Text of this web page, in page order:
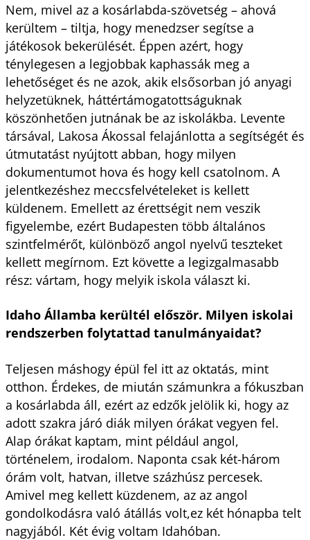
Nem, mivel az a kosárlabda-szövetség – ahová
kerültem – tiltja, hogy menedzser segítse a
játékosok bekerülését. Éppen azért, hogy
ténylegesen a legjobbak kaphassák meg a
lehetőséget és ne azok, akik elsősorban jó anyagi
helyzetüknek, háttértámogatottságuknak
köszönhetően jutnának be az iskolákba. Levente
társával, Lakosa Ákossal felajánlotta a segítségét és
útmutatást nyújtott abban, hogy milyen
dokumentumot hova és hogy kell csatolnom. A
jelentkezéshez meccsfelvételeket is kellett
küldenem. Emellett az érettségit nem veszik
figyelembe, ezért Budapesten több általános
szintfelmérőt, különböző angol nyelvű teszteket
kellett megírnom. Ezt követte a legizgalmasabb
rész: vártam, hogy melyik iskola választ ki.
Idaho Államba kerültél először. Milyen iskolai
rendszerben folytattad tanulmányaidat?
Teljesen máshogy épül fel itt az oktatás, mint
otthon. Érdekes, de miután számunkra a fókuszban
a kosárlabda áll, ezért az edzők jelölik ki, hogy az
adott szakra járó diák milyen órákat vegyen fel.
Alap órákat kaptam, mint például angol,
történelem, irodalom. Naponta csak két-három
órám volt, hatvan, illetve százhúsz percesek.
Amivel meg kellett küzdenem, az az angol
gondolkodásra való átállás volt,ez két hónapba telt
nagyjából. Két évig voltam Idahóban.